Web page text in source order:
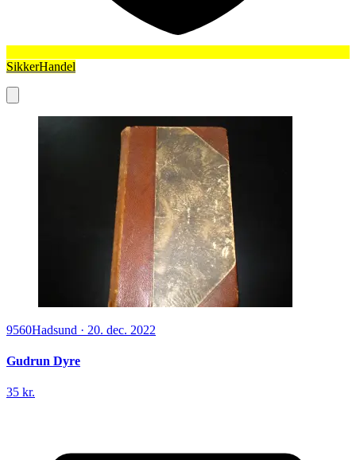
SikkerHandel
9560Hadsund · 20. dec. 2022
Gudrun Dyre
35 kr.